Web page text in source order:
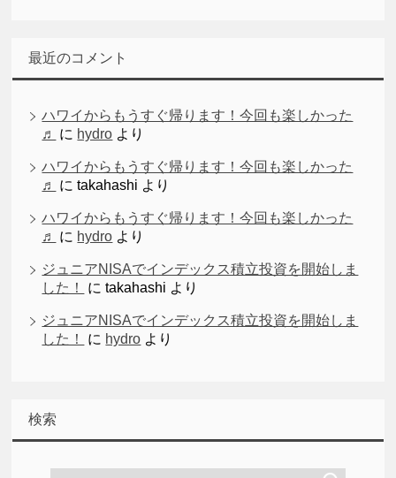
最近のコメント
ハワイからもうすぐ帰ります！今回も楽しかった
♬
に hydro より
ハワイからもうすぐ帰ります！今回も楽しかった
♬
にtakahashi より
ハワイからもうすぐ帰ります！今回も楽しかった
♬
に hydro より
ジュニアNISAでインデックス積立投資を開始しま
した！
にtakahashi より
ジュニアNISAでインデックス積立投資を開始しま
した！
に hydro より
検索